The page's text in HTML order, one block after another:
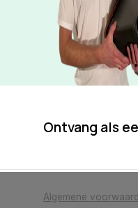
Ontvang als
Algemene